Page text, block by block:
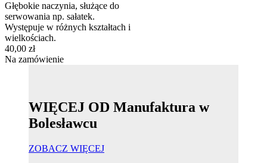
Głębokie naczynia, służące do
serwowania np. sałatek.
Występuje w różnych kształtach i
wielkościach.
40,00 zł
Na zamówienie
WIĘCEJ OD Manufaktura w
Bolesławcu
ZOBACZ WIĘCEJ